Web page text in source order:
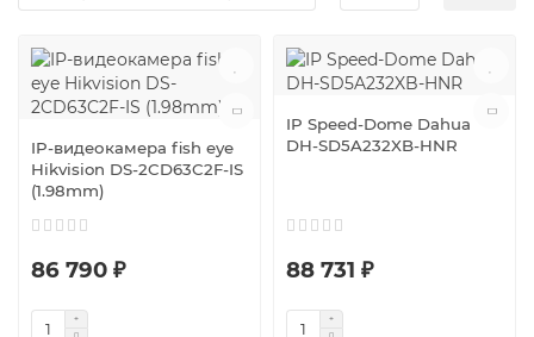
IP-видеокамера fish eye
Hikvision DS-2CD63C2F-IS
(1.98mm)
86 790 ₽
IP Speed-Dome Dahua
DH-SD5A232XB-HNR
88 731 ₽